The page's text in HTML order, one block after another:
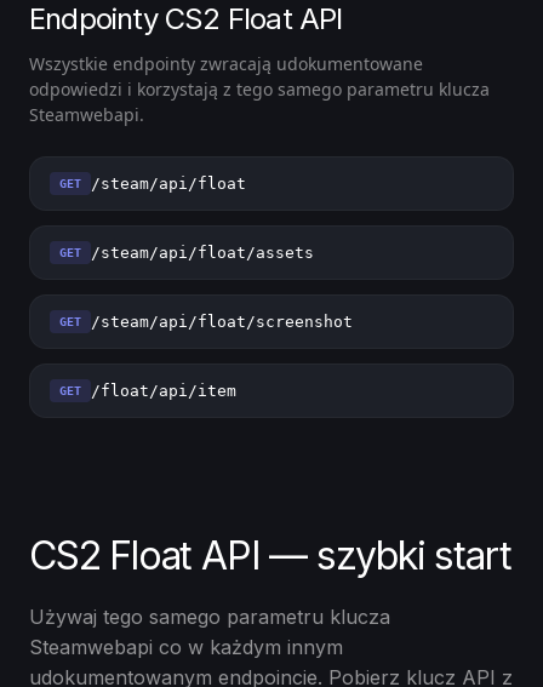
Endpointy CS2 Float API
Wszystkie endpointy zwracają udokumentowane
odpowiedzi i korzystają z tego samego parametru klucza
Steamwebapi.
GET /steam/api/float
GET /steam/api/float/assets
GET /steam/api/float/screenshot
GET /float/api/item
CS2 Float API — szybki start
Używaj tego samego parametru klucza
Steamwebapi co w każdym innym
udokumentowanym endpoincie. Pobierz klucz API z